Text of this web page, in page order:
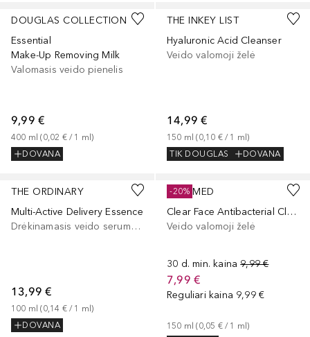
DOUGLAS COLLECTION
Essential
Make-Up Removing Milk
Valomasis veido pienelis
9,99 €
400 ml (0,02 € / 1 ml)
DOVANA
THE INKEY LIST
Hyaluronic Acid Cleanser
Veido valomoji želė
14,99 €
150 ml (0,10 € / 1 ml)
TIK DOUGLAS
DOVANA
THE ORDINARY
Multi-Active Delivery Essence
Drėkinamasis veido serumas, Veido serumas/koncentratas
13,99 €
100 ml (0,14 € / 1 ml)
DOVANA
SEBAMED
Clear Face Antibacterial Cleansing Foam
Veido valomoji želė
30 d. min. kaina 9,99 €
7,99 €
Reguliari kaina 9,99 €
150 ml (0,05 € / 1 ml)
-20%